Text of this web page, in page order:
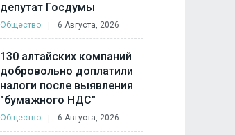
депутат Госдумы
Общество 6 Августа, 2026
130 алтайских компаний
добровольно доплатили
налоги после выявления
"бумажного НДС"
Общество 6 Августа, 2026